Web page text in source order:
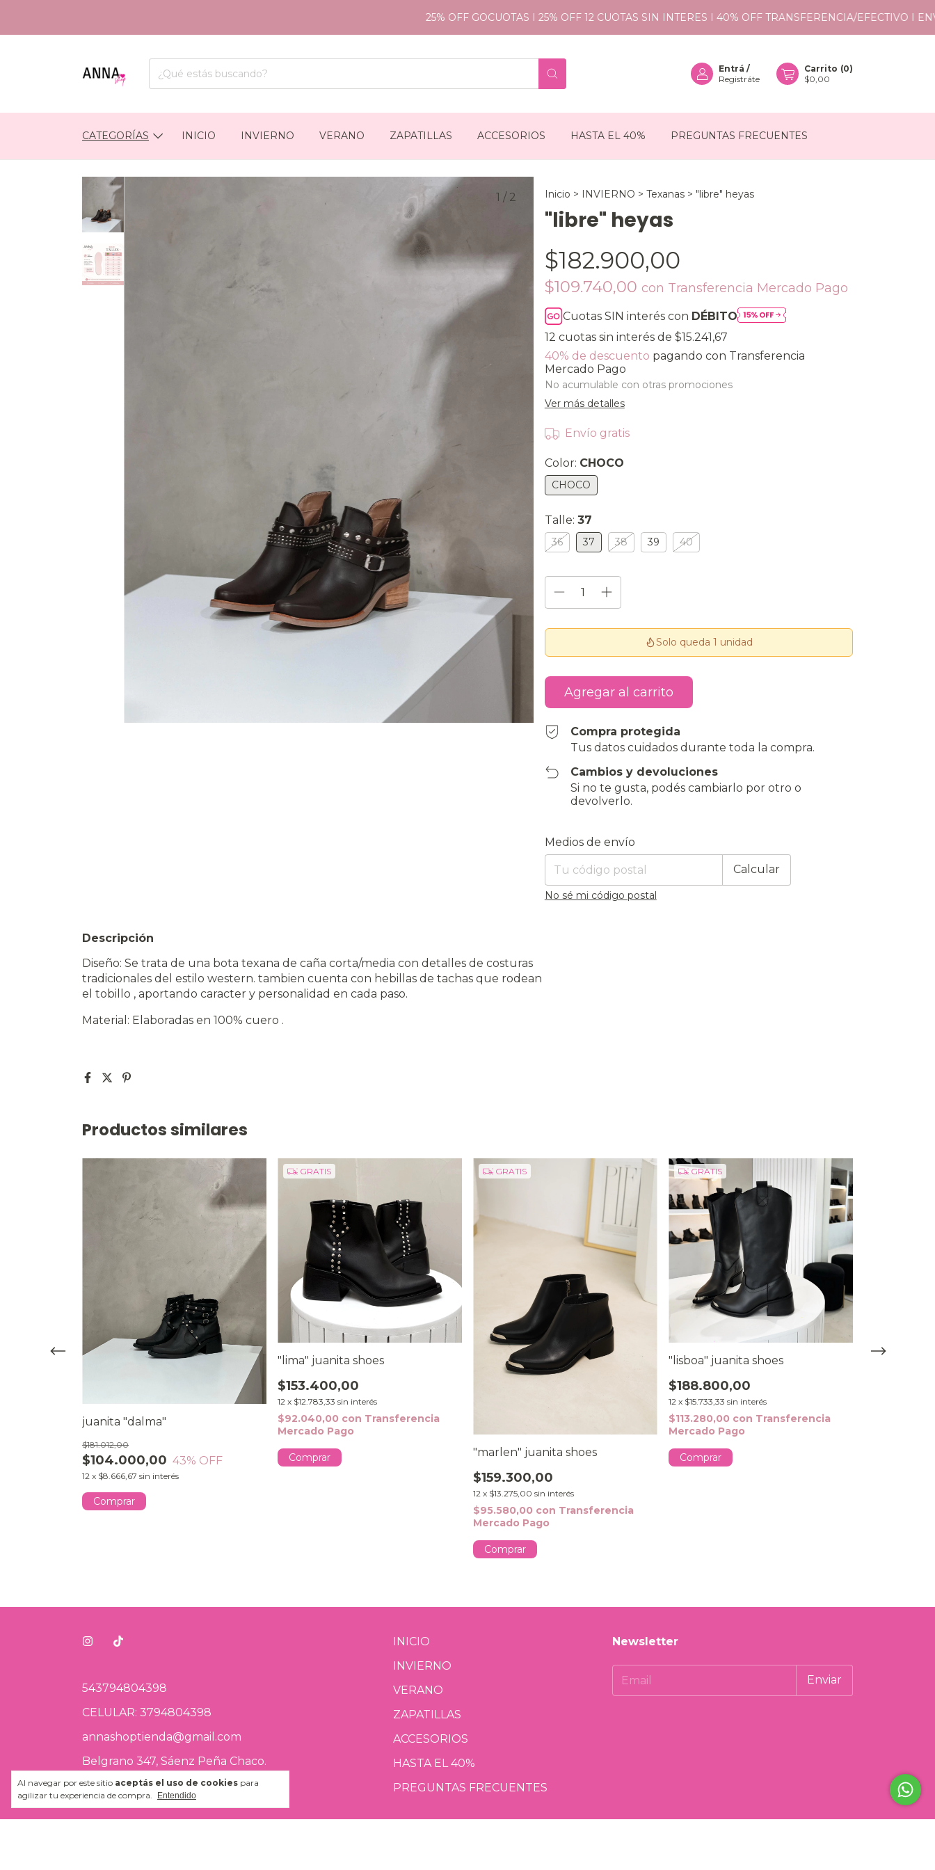
25% OFF GOCUOTAS I 25% OFF 12 CUOTAS SIN INTERES I 40% OFF TRANSFERENCIA/EFECTIVO I
Entrá /
Registráte
Carrito (0)
$0,00
CATEGORÍAS INICIO INVIERNO VERANO ZAPATILLAS ACCESORIOS HASTA EL 40% PREGUNTAS FRECUENTES
Al navegar por este sitio aceptás el uso de cookies para
agilizar tu experiencia de compra.
Entendido
1 / 2 Inicio > INVIERNO > Texanas > "libre" heyas
"libre" heyas
$182.900,00
$109.740,00 con Transferencia Mercado Pago
Cuotas SIN interés con DÉBITO
12 cuotas sin interés de $15.241,67
40% de descuento pagando con Transferencia
Mercado Pago
No acumulable con otras promociones
Ver más detalles
Envío gratis
Color: CHOCO
CHOCO
Talle: 37
36 37 38 39 40
Solo queda 1 unidad
Compra protegida
Tus datos cuidados durante toda la compra.
Cambios y devoluciones
Si no te gusta, podés cambiarlo por otro o
devolverlo.
Entregas para el CP:
Medios de envío
Calcular
No sé mi código postal
Descripción
Diseño: Se trata de una bota texana de caña corta/media con detalles de costuras
tradicionales del estilo western. tambien cuenta con hebillas de tachas que rodean
el tobillo , aportando caracter y personalidad en cada paso.
Material: Elaboradas en 100% cuero .
Productos similares
juanita "dalma"
$104.000,00
$181.012,00
43% OFF
12 x $8.666,67 sin interés
Comprar
GRATIS
"lima" juanita shoes
$153.400,00
12 x $12.783,33 sin interés
$92.040,00 con Transferencia
Mercado Pago
Comprar
GRATIS
"marlen" juanita shoes
$159.300,00
12 x $13.275,00 sin interés
$95.580,00 con Transferencia
Mercado Pago
Comprar
GRATIS
"lisboa" juanita shoes
$188.800,00
12 x $15.733,33 sin interés
$113.280,00 con Transferencia
Mercado Pago
Comprar
543794804398
CELULAR: 3794804398
annashoptienda@gmail.com
Belgrano 347, Sáenz Peña Chaco.
INICIO
INVIERNO
VERANO
ZAPATILLAS
ACCESORIOS
HASTA EL 40%
PREGUNTAS FRECUENTES
Newsletter